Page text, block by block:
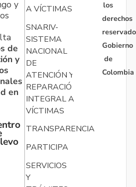
y
de
y
en
A VÍCTIMAS
SNARIV-
SISTEMA
NACIONAL
DE
ATENCIÓN Y
REPARACIÓN
INTEGRAL A
VÍCTIMAS
TRANSPARENCIA
PARTICIPA
SERVICIOS
Y
los
derechos
Gobierno
de
Colombia